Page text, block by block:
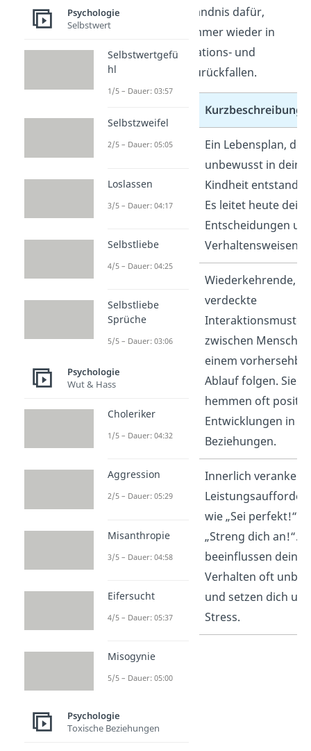
vertiefen dein Verständnis dafür,
warum Menschen immer wieder in
ähnliche Kommunikations- und
Verhaltensmuster zurückfallen.
Kurzbeschreibung
Lebensskript
Ein Lebensplan, der
unbewusst in
Kindheit
Es leitet heute deine
Entscheidungen
Verhaltensweisen.
Spiele
Wiederkehrende,
verdeckte
Interaktionsmuster
zwischen
einem
Ablauf folgen. Sie
hemmen oft
Entwicklungen in
Beziehungen.
Innere
Antreiber
Innerlich verankerte
wie „Sei perfekt!“
„Streng dich an!“.
beeinflussen dein
Verhalten oft
und setzen dich
Stress.
Psychologie
Selbstwert
Selbstwertgefü
hl
1/5 – Dauer: 03:57
Selbstzweifel
2/5 – Dauer: 05:05
Loslassen
3/5 – Dauer: 04:17
Selbstliebe
4/5 – Dauer: 04:25
Selbstliebe
Sprüche
5/5 – Dauer: 03:06
Psychologie
Wut & Hass
Choleriker
1/5 – Dauer: 04:32
Aggression
2/5 – Dauer: 05:29
Misanthropie
3/5 – Dauer: 04:58
Eifersucht
4/5 – Dauer: 05:37
Misogynie
5/5 – Dauer: 05:00
Psychologie
Toxische Beziehungen